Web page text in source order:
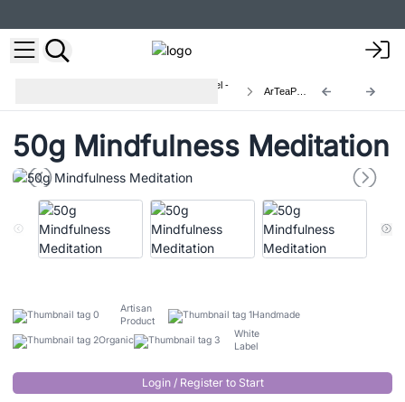
Tés e Infusiones Artesanales Granel -
ArTeaP-04
50g Mindfulness Meditation
Artisan
Product
Handmade
Organic
White
Label
Login / Register to Start